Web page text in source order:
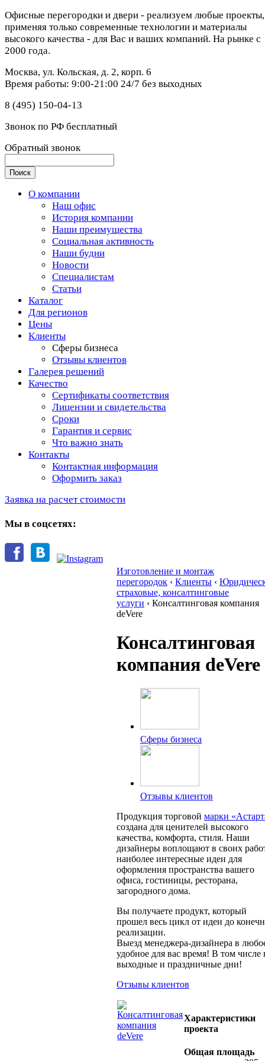
Офисные перегородки и двери - реализуем любые проекты,
применяя только современные технологии и материалы
высокого качества - для Вас и ваших компаний. На рынке с
2000 года.
Москва, ул. Кольская, д. 2, корп. 6
Время работы: 9:00-21:00 24/7 без выходных
8 (495) 150-04-13
Звонок по РФ бесплатный
Обратный звонок
О компании
Наш офис
История компании
Наши преимущества
Социальная активность
Наши будни
Новости
Специалистам
Статьи
Каталог
Для регионов
Цены
Клиенты
Сферы бизнеса
Отзывы клиентов
Галерея решений
Качество
Сертификаты соответствия
Лицензии и свидетельства
Сроки
Гарантия и сервис
Что важно знать
Контакты
Контактная информация
Оформить заказ
Заявка на расчет стоимости
Мы в соцсетях:
Изготовление и монтаж
перегородок ‹ Клиенты ‹
страховые, консалтинговые
услуги ‹ Консалтинговая компания
deVere
Консалтинговая
компания deVere
Сферы бизнеса
Отзывы клиентов
Продукция торговой марки
создана для ценителей высокого
качества, комфорта, стиля. Наши
дизайнеры воплощают в своих
наиболее интересные идеи для
оформления пространства вашего
офиса, гостиницы, ресторана,
загородного дома.
Вы получаете продукт, который
прошел весь цикл от идеи до
реализации.
Выезд менеджера-дизайнера в
удобное для вас время! В том числе
выходные и праздничные дни!
Отзывы клиентов
Характеристики
проекта
Общая площадь